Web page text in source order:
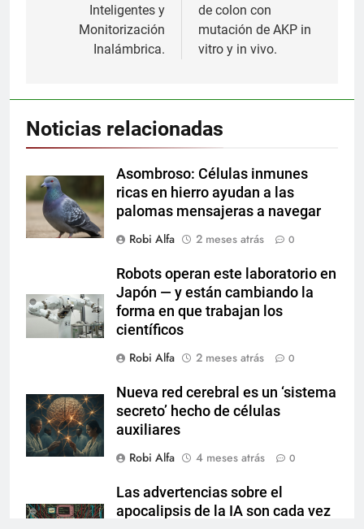
Inteligentes y
Monitorización
Inalámbrica.
de colon con
mutación de AKP in
vitro y in vivo.
Noticias relacionadas
Asombroso: Células inmunes
ricas en hierro ayudan a las
palomas mensajeras a navegar
Robi Alfa
2 meses atrás 0
Robots operan este laboratorio en
Japón — y están cambiando la
forma en que trabajan los
científicos
Robi Alfa
2 meses atrás 0
Nueva red cerebral es un ‘sistema
secreto’ hecho de células
auxiliares
Robi Alfa
4 meses atrás 0
Las advertencias sobre el
apocalipsis de la IA son cada vez